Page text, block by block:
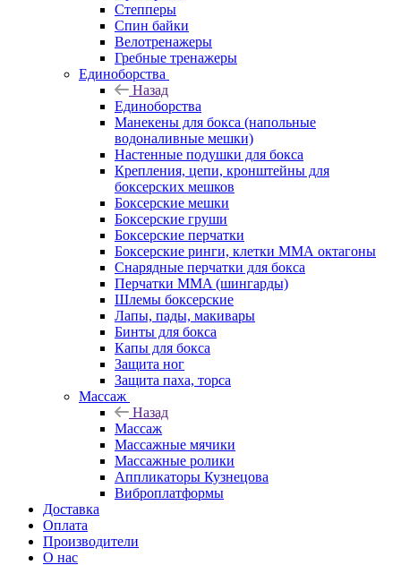
Степперы
Спин байки
Велотренажеры
Гребные тренажеры
Единоборства
Назад
Единоборства
Манекены для бокса (напольные
водоналивные мешки)
Настенные подушки для бокса
Крепления, цепи, кронштейны для
боксерских мешков
Боксерские мешки
Боксерские груши
Боксерские перчатки
Боксерские ринги, клетки ММА октагоны
Снарядные перчатки для бокса
Перчатки MMA (шингарды)
Шлемы боксерские
Лапы, пады, макивары
Бинты для бокса
Капы для бокса
Защита ног
Защита паха, торса
Массаж
Назад
Массаж
Массажные мячики
Массажные ролики
Аппликаторы Кузнецова
Виброплатформы
Доставка
Оплата
Производители
О нас